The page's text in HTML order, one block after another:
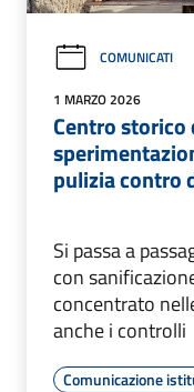
COMUNICATI
1 MARZO 2026
Centro storico
pulizia contro
Si passa a
con
concentrato
anche i controlli
Comunicazione